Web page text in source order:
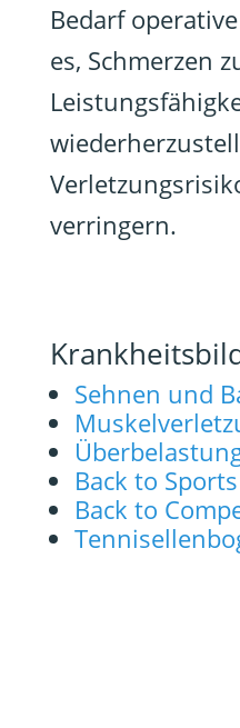
Bedarf
es, Schmerzen
verringern.
Sehnen und
Back to Sports
Back to